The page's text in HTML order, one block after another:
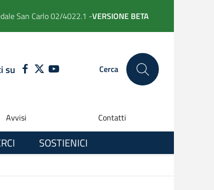
San Carlo 02/4022.1 -VERSIONE BETA
suFACEBOOK
TWITTERYOUTUBE Cerca
Avvisi Contatti
SOSTIENICI